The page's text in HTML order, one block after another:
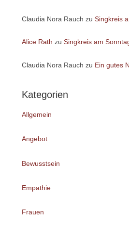
Claudia Nora Rauch zu Singkreis
Alice Rath zu Singkreis am
Claudia Nora Rauch zu Ein gutes
Kategorien
Allgemein
Angebot
Bewusstsein
Empathie
Frauen